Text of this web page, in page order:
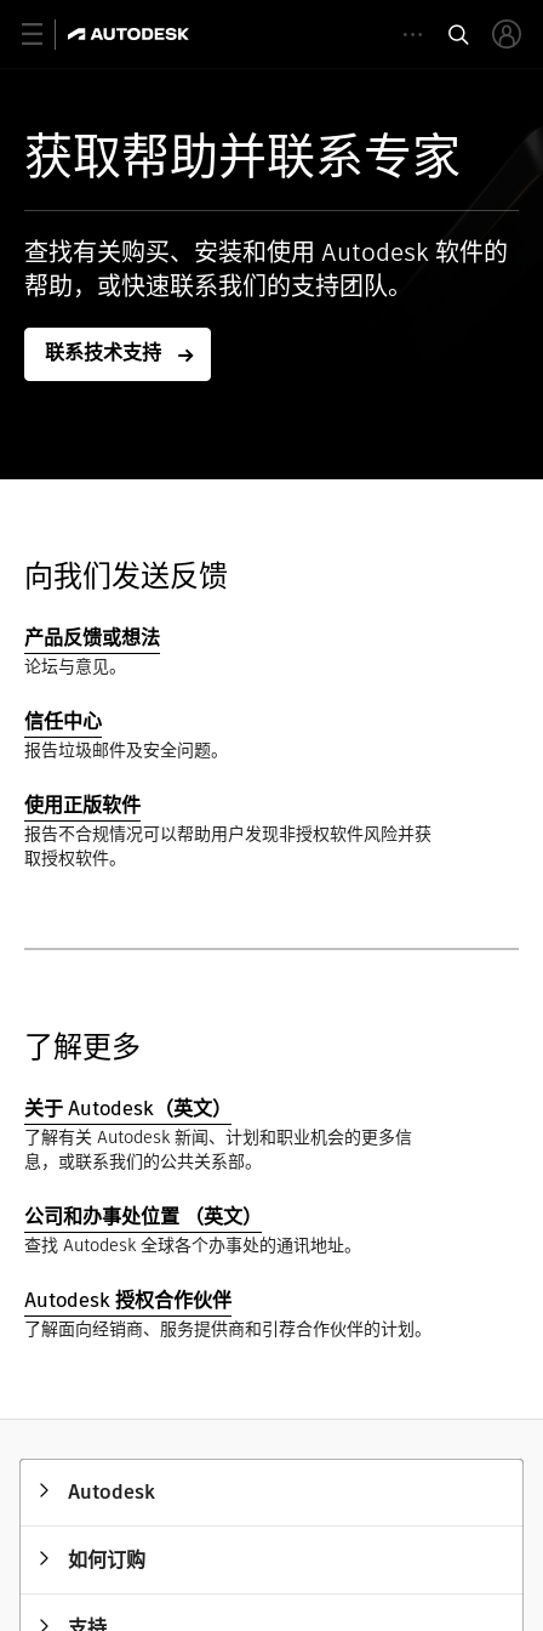
获取帮助并联系专家
查找有关购买、安装和使用 Autodesk 软件的
帮助，或快速联系我们的支持团队。
联系技术支持
向我们发送反馈
产品反馈或想法
论坛与意见。
信任中心
报告垃圾邮件及安全问题。
使用正版软件
报告不合规情况可以帮助用户发现非授权软件风险并获
取授权软件。
了解更多
关于 Autodesk（英文）
了解有关 Autodesk 新闻、计划和职业机会的更多信
息，或联系我们的公共关系部。
公司和办事处位置 （英文）
查找 Autodesk 全球各个办事处的通讯地址。
Autodesk 授权合作伙伴
了解面向经销商、服务提供商和引荐合作伙伴的计划。
Autodesk
如何订购